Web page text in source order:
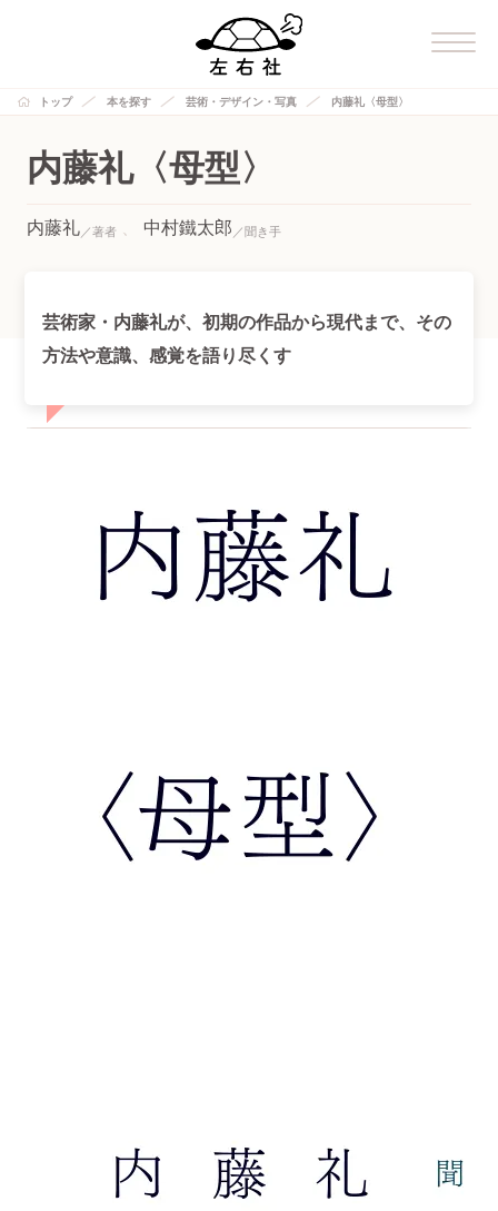
トップ 本を探す 芸術・デザイン・写真 内藤礼〈母型〉
内藤礼〈母型〉
内藤礼 中村鐵太郎
芸術家・内藤礼が、初期の作品から現代まで、その
方法や意識、感覚を語り尽くす